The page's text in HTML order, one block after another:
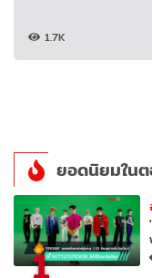
1.7K
ยอดนิยมใน
1